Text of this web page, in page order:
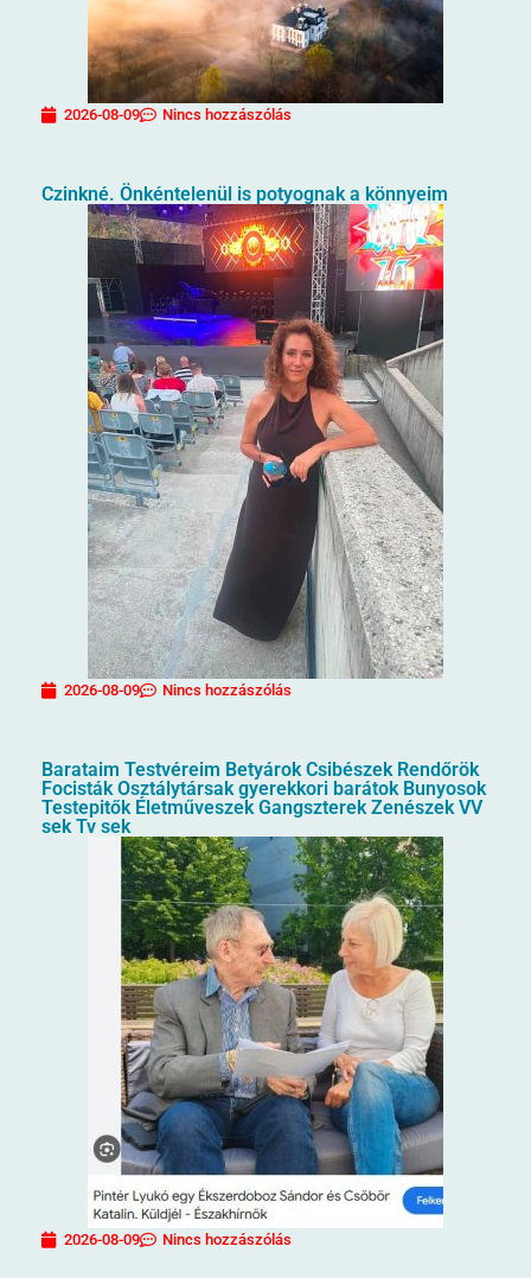
2026-08-09 Nincs hozzászólás
Czinkné. Önkéntelenül is potyognak a könnyeim
2026-08-09 Nincs hozzászólás
Barataim Testvéreim Betyárok Csibészek Rendőrök
Focisták Osztálytársak gyerekkori barátok Bunyosok
Testepitők Életműveszek Gangszterek Zenészek VV
sek Tv sek
2026-08-09 Nincs hozzászólás